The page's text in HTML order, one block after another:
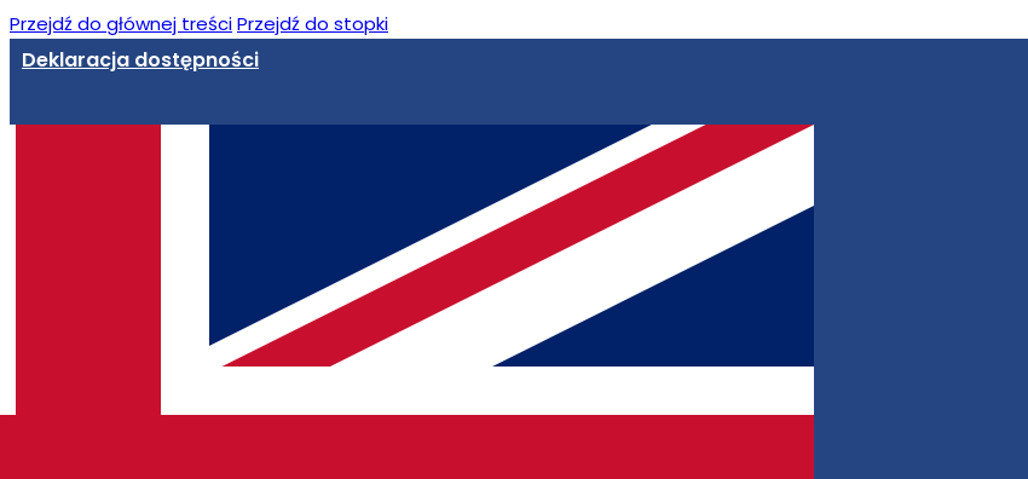
Przejdź do głównej treściPrzejdź do stopki
Deklaracja dostępności